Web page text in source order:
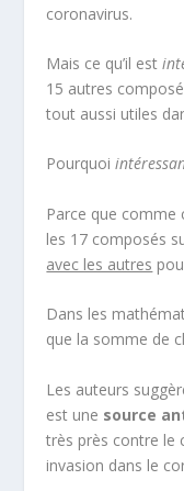
coronavirus.
Mais ce qu’il est
15 autres
tout aussi utiles
Pourquoi
Parce que comme
les 17 composés
avec les autres
Dans les
que la somme de
Les auteurs
est une source
très près contre le
invasion dans le